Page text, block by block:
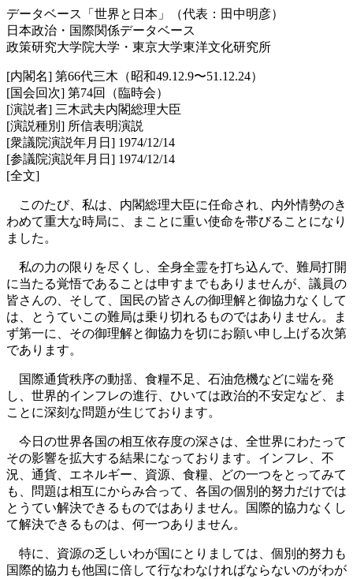
データベース「世界と日本」（代表：田中明彦）
日本政治・国際関係データベース
政策研究大学院大学・東京大学東洋文化研究所
[内閣名] 第66代三木（昭和49.12.9〜51.12.24）
[国会回次] 第74回（臨時会）
[演説者] 三木武夫内閣総理大臣
[演説種別] 所信表明演説
[衆議院演説年月日] 1974/12/14
[参議院演説年月日] 1974/12/14
[全文]
このたび、私は、内閣総理大臣に任命され、内外情勢のき
わめて重大な時局に、まことに重い使命を帯びることになり
ました。
私の力の限りを尽くし、全身全霊を打ち込んで、難局打開
に当たる覚悟であることは申すまでもありませんが、議員の
皆さんの、そして、国民の皆さんの御理解と御協力なくして
は、とうていこの難局は乗り切れるものではありません。ま
ず第一に、その御理解と御協力を切にお願い申し上げる次第
であります。
国際通貨秩序の動揺、食糧不足、石油危機などに端を発
し、世界的インフレの進行、ひいては政治的不安定など、ま
ことに深刻な問題が生じております。
今日の世界各国の相互依存度の深さは、全世界にわたって
その影響を拡大する結果になっております。インフレ、不
況、通貨、エネルギー、資源、食糧、どの一つをとってみて
も、問題は相互にからみ合って、各国の個別的努力だけでは
とうてい解決できるものではありません。国際的協力なくし
て解決できるものは、何一つありません。
特に、資源の乏しいわが国にとりましては、個別的努力も
国際的協力も他国に倍して行なわなければならないのがわが